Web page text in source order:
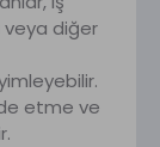
veya diğer
etme ve